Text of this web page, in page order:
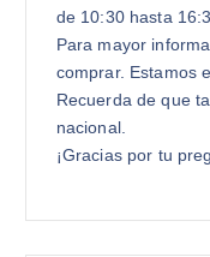
de 10:30 hasta
Para mayor
comprar. Estamos
Recuerda de que
nacional.
¡Gracias por tu